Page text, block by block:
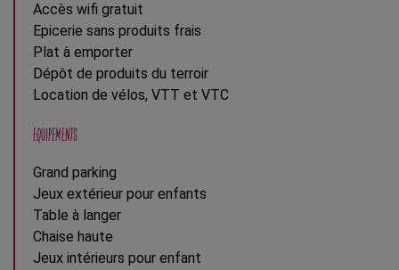
Accès wifi gratuit
Epicerie sans produits frais
Plat à emporter
Dépôt de produits du terroir
Location de vélos, VTT et VTC
EQUIPEMENTS
Grand parking
Jeux extérieur pour enfants
Table à langer
Chaise haute
Jeux intérieurs pour enfant